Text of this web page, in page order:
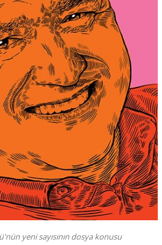
yeni sayısının dosya konusu